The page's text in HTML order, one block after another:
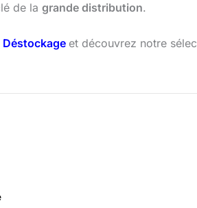
de la grande distribution.
Déstockage et découvrez notre